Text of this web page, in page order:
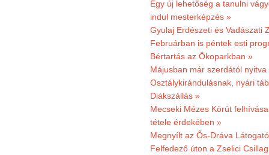
Egy új lehetőség a tanulni
indul mesterképzés »
Gyulaj Erdészeti és Vadászati
Februárban is péntek esti
Bértartás az Ökoparkban »
Májusban már szerdától
Osztálykirándulásnak, nyári
Diákszállás »
Mecseki Mézes Körút
tétele érdekében »
Megnyílt az Ős-Dráva
Felfedező úton a Zselici